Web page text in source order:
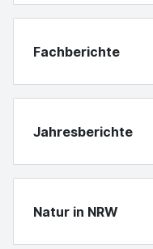
Fachberichte
Jahresberichte
Natur in NRW